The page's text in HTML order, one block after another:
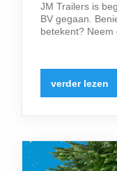
JM Trailers is
BV gegaan.
betekent? Neem
verder lezen